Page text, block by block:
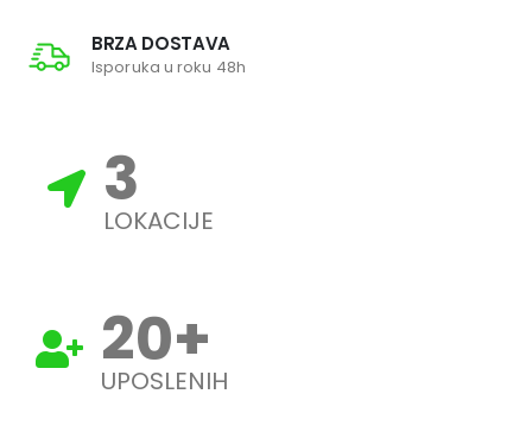
BRZA DOSTAVA
Isporuka u roku 48h
3
LOKACIJE
20+
UPOSLENIH